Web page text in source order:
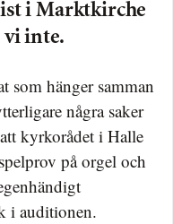
i Marktkirche
vi inte.
några saker
kyrkorådet i Halle
på orgel och
i auditionen.